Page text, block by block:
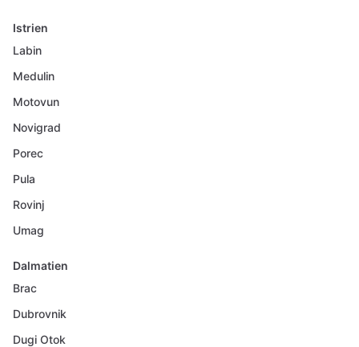
Istrien
Labin
Medulin
Motovun
Novigrad
Porec
Pula
Rovinj
Umag
Dalmatien
Brac
Dubrovnik
Dugi Otok